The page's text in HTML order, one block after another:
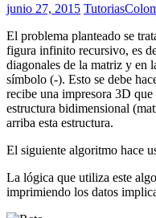
junio 27, 2015
El problema planteado se
figura infinito recursivo, es
diagonales de la matriz y en
símbolo (-). Esto se debe
recibe una impresora 3D
estructura bidimensional
arriba esta estructura.
El siguiente algoritmo hace
La lógica que utiliza este
imprimiendo los datos